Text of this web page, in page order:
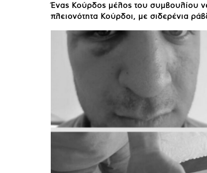
Ένας Κούρδος μέλος του συμβουλίου
πλειονότητα Κούρδοι, με σιδερένια